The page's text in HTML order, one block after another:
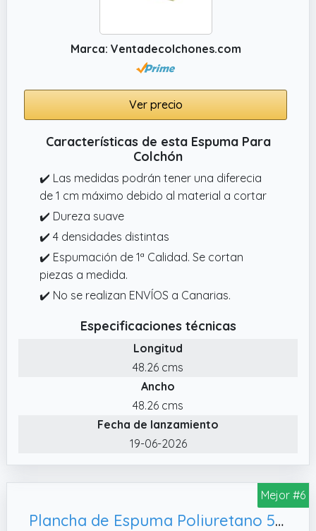
✔️ Recién fabricado: ¿Por qué espuma
amarillenta? La espuma es una sustancia
producida químicamente. Los componentes
reaccionan con elementos químicos en
nuestro aire.
✔️ Datos técnicos: la espuma blanca puede
diferir parcialmente del color debido a las
diferencias de color en las materias primas
suministradas.
Marca: Ventadecolchones.com
Ver precio
Características de esta Espuma Para
Colchón
✔️ Las medidas podrán tener una diferecia
de 1 cm máximo debido al material a cortar
✔️ Dureza suave
✔️ 4 densidades distintas
✔️ Espumación de 1ª Calidad. Se cortan
piezas a medida.
✔️ No se realizan ENVÍOS a Canarias.
Especificaciones técnicas
Longitud
48.26 cms
Ancho
48.26 cms
Fecha de lanzamiento
19-06-2026
Mejor #6
Plancha de Espuma Poliuretano 50x100cm Grosor 1cm Densidad Media D25 Firme Multiusos Colchón Cojín Relleno para Asientos Tapicería Disfraces de Foam Maletín de transporte Color Azul